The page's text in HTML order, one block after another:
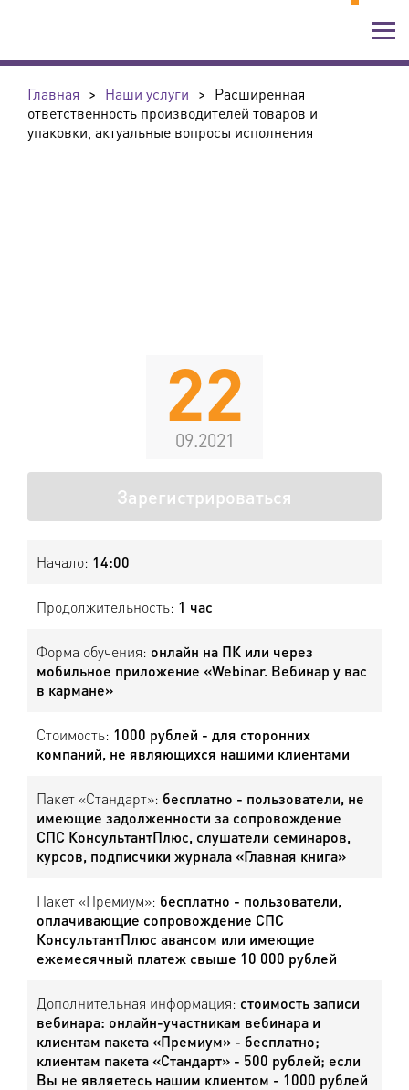
Главная > Наши услуги > Расширенная
ответственность производителей товаров и
упаковки, актуальные вопросы исполнения
22
09.2021
Зарегистрироваться
Начало: 14:00
Продолжительность: 1 час
Форма обучения: онлайн на ПК или через
мобильное приложение «Webinar. Вебинар у вас
в кармане»
Стоимость: 1000 рублей - для сторонних
компаний, не являющихся нашими клиентами
Пакет «Стандарт»: бесплатно - пользователи, не
имеющие задолженности за сопровождение
СПС КонсультантПлюс, слушатели семинаров,
курсов, подписчики журнала «Главная книга»
Пакет «Премиум»: бесплатно - пользователи,
оплачивающие сопровождение СПС
КонсультантПлюс авансом или имеющие
ежемесячный платеж свыше 10 000 рублей
Дополнительная информация: стоимость записи
вебинара: онлайн-участникам вебинара и
клиентам пакета «Премиум» - бесплатно;
клиентам пакета «Стандарт» - 500 рублей; если
Вы не являетесь нашим клиентом - 1000 рублей